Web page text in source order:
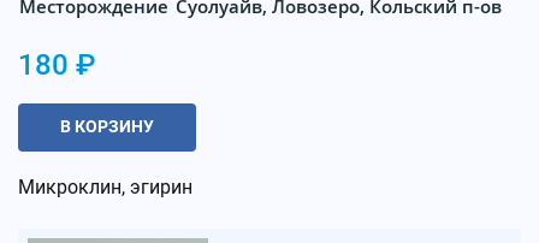
Месторождение Суолуайв, Ловозеро, Кольский п-ов
180 ₽
В КОРЗИНУ
Микроклин, эгирин